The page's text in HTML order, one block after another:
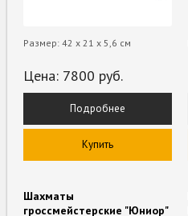
Размер: 42 х 21 х 5,6 см
Цена: 7800 руб.
Подробнее
Купить
Шахматы
гроссмейстерские "Юниор"